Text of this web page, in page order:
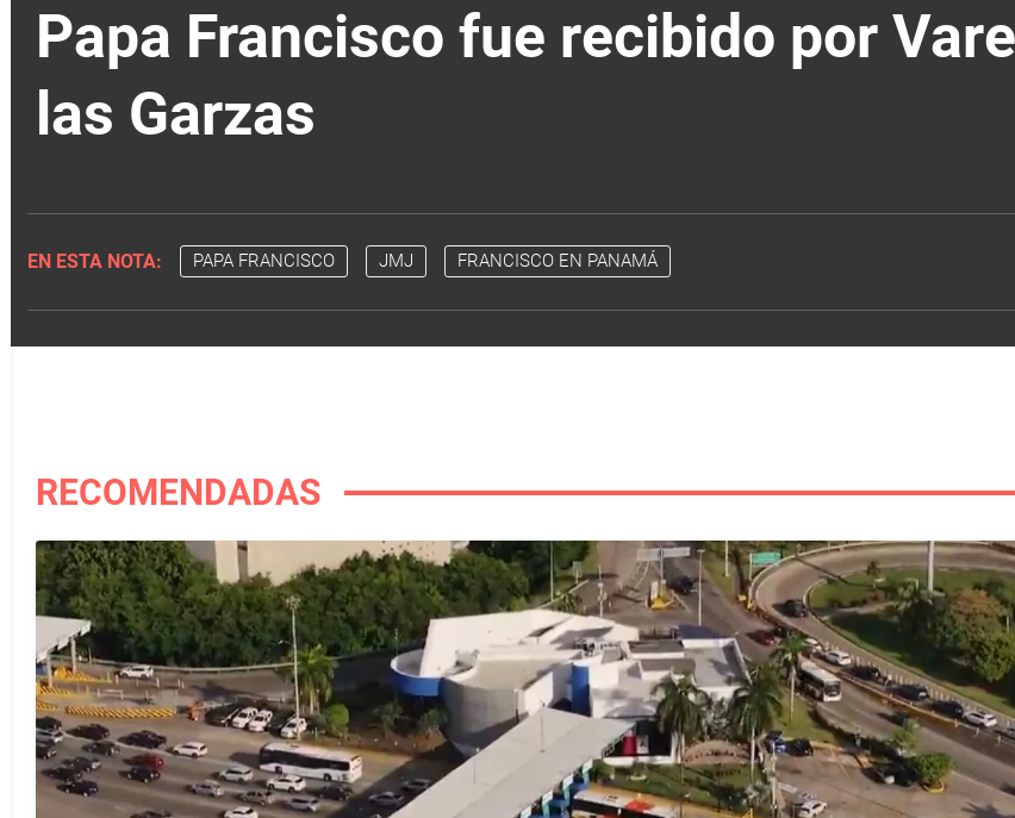
Papa Francisco fue recibido por
las Garzas
EN ESTA NOTA: PAPA FRANCISCO JMJ FRANCISCO EN PANAMÁ
RECOMENDADAS